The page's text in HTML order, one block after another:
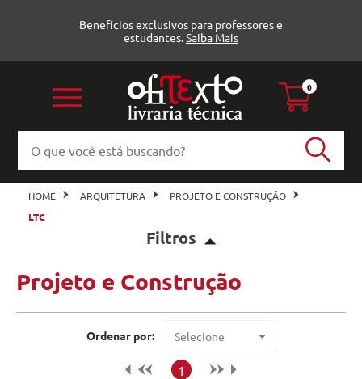
Benefícios exclusivos para professores e
estudantes. Saiba Mais
0
HOME ARQUITETURA
PROJETO E CONSTRUÇÃO
LTC
Filtros
Projeto e Construção (3)
LTC
Veja todas as opções
Projeto e Construção
Ordenar por: Selecione
Maior preço
1